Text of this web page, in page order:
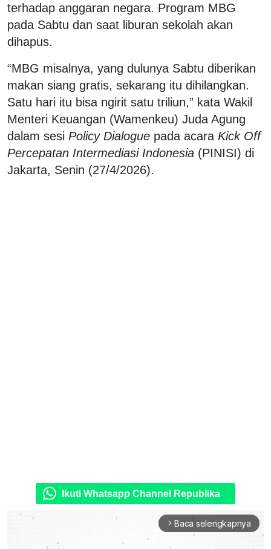
terhadap anggaran negara. Program MBG
pada Sabtu dan saat liburan sekolah akan
dihapus.
“MBG misalnya, yang dulunya Sabtu diberikan
makan siang gratis, sekarang itu dihilangkan.
Satu hari itu bisa ngirit satu triliun,” kata Wakil
Menteri Keuangan (Wamenkeu) Juda Agung
dalam sesi Policy Dialogue pada acara Kick Off
Percepatan Intermediasi Indonesia (PINISI) di
Jakarta, Senin (27/4/2026).
Ikuti Whatsapp Channel Republika
arrow_forward_ios Baca selengkapnya